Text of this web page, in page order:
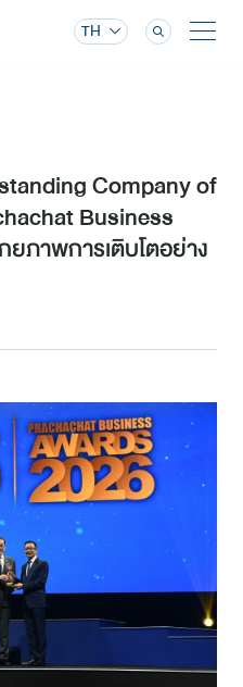
TH
Company of
Business
ภาพการเติบโตอย่าง